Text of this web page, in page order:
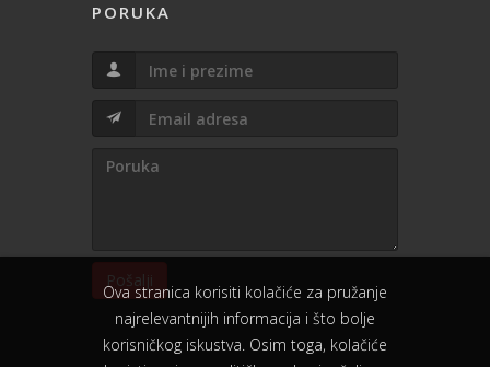
PORUKA
Pošalji
Ova stranica korisiti kolačiće za pružanje
najrelevantnijih informacija i što bolje
korisničkog iskustva. Osim toga, kolačiće